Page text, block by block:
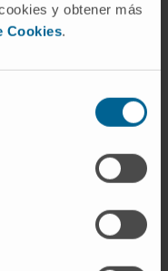
y obtener más
Cookies.